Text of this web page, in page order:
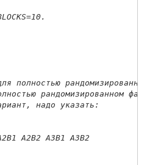
полностью
рандомизированном
надо указать:
A2B2 A3B1 A3B2